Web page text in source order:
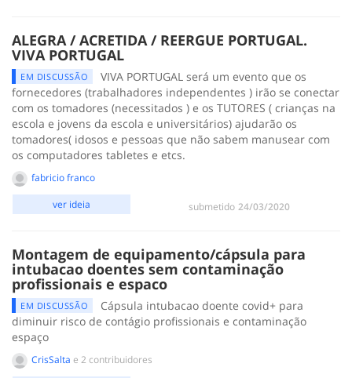
ALEGRA / ACRETIDA / REERGUE PORTUGAL.
VIVA PORTUGAL
EM DISCUSSÃO
VIVA PORTUGAL será um evento que os
fornecedores (trabalhadores independentes ) irão se conectar
com os tomadores (necessitados ) e os TUTORES ( crianças na
escola e jovens da escola e universitários) ajudarão os
tomadores( idosos e pessoas que não sabem manusear com
os computadores tabletes e etcs.
fabricio franco
submetido ‎24/03/2020
ver ideia
Montagem de equipamento/cápsula para
intubacao doentes sem contaminação
profissionais e espaco
EM DISCUSSÃO
Cápsula intubacao doente covid+ para
diminuir risco de contágio profissionais e contaminação
espaço
CrisSalta e 2 contribuidores